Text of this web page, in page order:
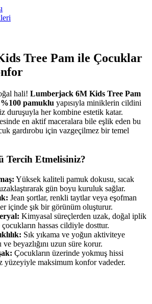
Tree Pam ile Çocuklar
hali! Lumberjack 6M Kids Tree Pam
%100 pamuklu yapısıyla miniklerin cildini
duruşuyla her kombine estetik katar.
en aktif maceralara bile eşlik eden bu
gardırobu için vazgeçilmez bir temel
Tercih Etmelisiniz?
Yüksek kaliteli pamuk dokusu, sıcak
gün boyu kuruluk sağlar.
Jean şortlar, renkli taytlar veya eşofman
içinde şık bir görünüm oluşturur.
Kimyasal süreçlerden uzak, doğal iplik
çocukların hassas cildiyle dosttur.
Sık yıkama ve yoğun aktiviteye
beyazlığını uzun süre korur.
Çocukların üzerinde yokmuş hissi
yüzeyiyle maksimum konfor vadeder.